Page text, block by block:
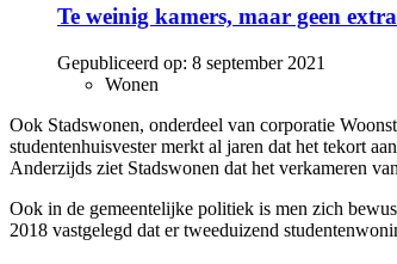
Te weinig kamers, maar geen
Gepubliceerd op: 8 september 2021
Wonen
Ook Stadswonen, onderdeel van corporatie
studentenhuisvester merkt al jaren dat het tekort
Anderzijds ziet Stadswonen dat het verkameren
Ook in de gemeentelijke politiek is men zich
2018 vastgelegd dat er tweeduizend